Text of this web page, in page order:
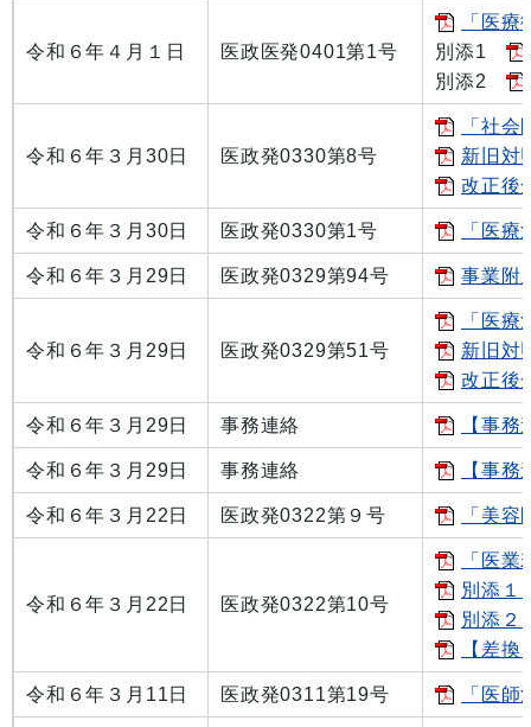
令和６年４月１日 医政医発0401第1号
「医
別添1
別添2
令和６年３月30日 医政発0330第8号
「社
新旧対
改正後
令和６年３月30日 医政発0330第1号 「医
令和６年３月29日 医政発0329第94号 事業附
令和６年３月29日 医政発0329第51号
「医
新旧対
改正後
令和６年３月29日 事務連絡 【事
令和６年３月29日 事務連絡 【事
令和６年３月22日 医政発0322第９号 「美
令和６年３月22日 医政発0322第10号
「医
別添１
別添２
【差
令和６年３月11日 医政発0311第19号 「医